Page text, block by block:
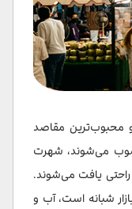
محبوب‌ترین مقاصد
می‌شوند، شهرت
راحتی یافت می‌شوند.
شبانه است، آب و